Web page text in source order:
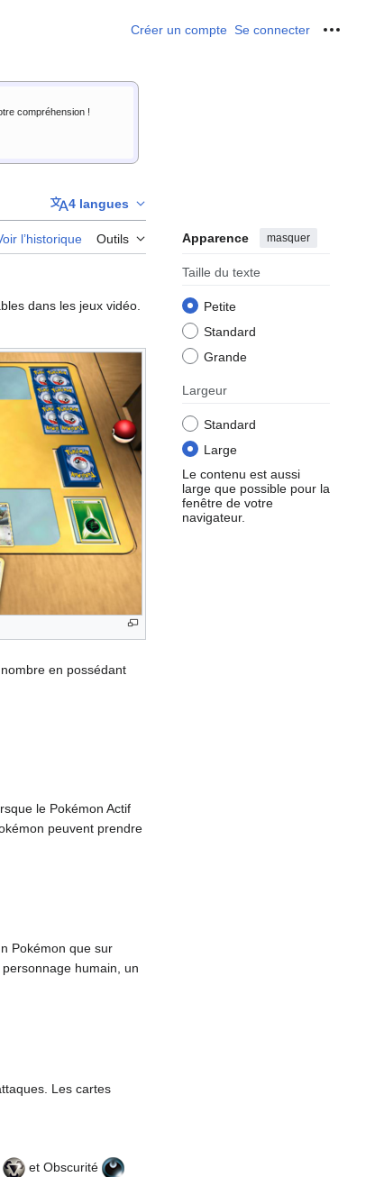
Créer un compte Se connecter Outils
compréhension !
4 langues
l’historique Outils Apparence masquer
Taille du texte
Petite
Standard
Grande
Largeur
Standard
Large
Le contenu est aussi
large que possible pour la
fenêtre de votre
navigateur.
dans les jeux vidéo.
en possédant
le Pokémon Actif
peuvent prendre
Pokémon que sur
humain, un
Les cartes
et Obscurité